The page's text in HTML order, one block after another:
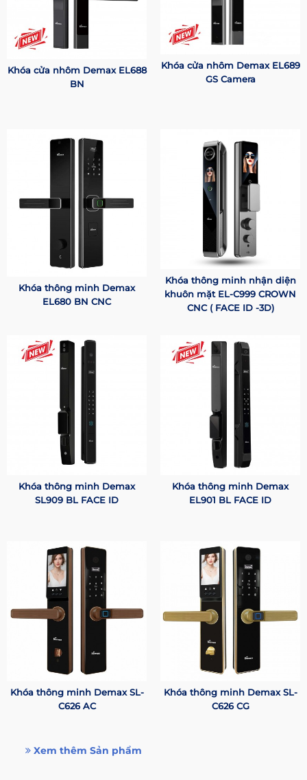
Khóa cửa nhôm Demax EL688
BN
Khóa cửa nhôm Demax EL689
GS Camera
Khóa thông minh Demax
EL680 BN CNC
Khóa thông minh nhận diện
khuôn mặt EL-C999 CROWN
CNC ( FACE ID -3D)
Khóa thông minh Demax
SL909 BL FACE ID
Khóa thông minh Demax
EL901 BL FACE ID
Khóa thông minh Demax SL-
C626 AC
Khóa thông minh Demax SL-
C626 CG
Xem thêm Sản phẩm